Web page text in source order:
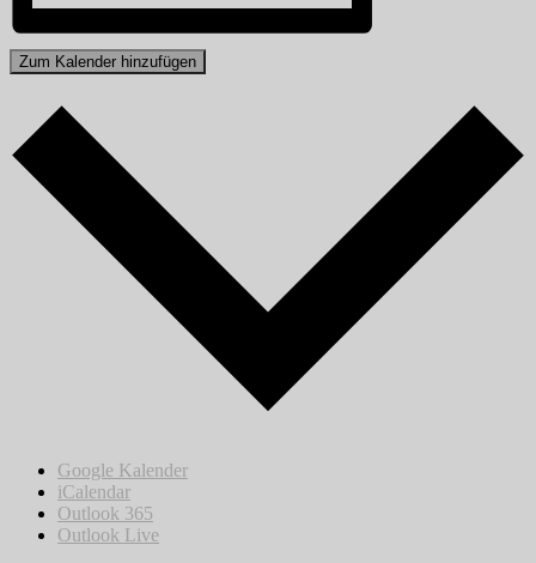
Zum Kalender hinzufügen
Google Kalender
iCalendar
Outlook 365
Outlook Live